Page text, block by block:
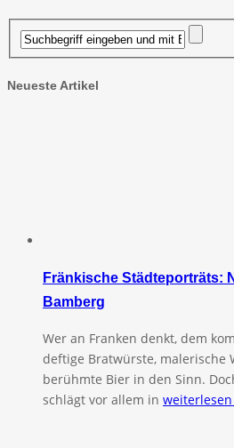
Neueste Artikel
Fränkische Städteporträts:
Bamberg
Wer an Franken denkt, dem
deftige Bratwürste, malerische
berühmte Bier in den Sinn.
schlägt vor allem in